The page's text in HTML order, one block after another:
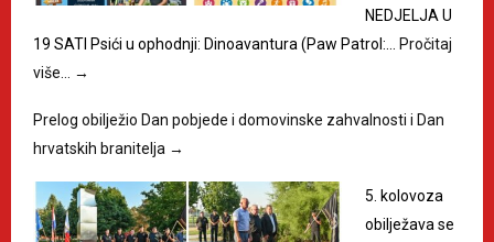
NEDJELJA U
19 SATI Psići u ophodnji: Dinoavantura (Paw Patrol:…
Pročitaj
više…
→
Prelog obilježio Dan pobjede i domovinske zahvalnosti i Dan
hrvatskih branitelja →
5. kolovoza
obilježava se